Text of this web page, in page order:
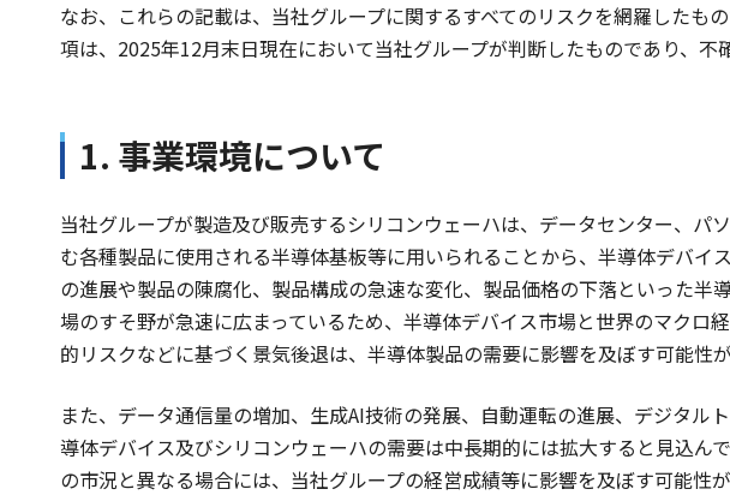
なお、これらの記載は、当社グループに関するすべてのリスクを網羅した
項は、2025年12月末日現在において当社グループが判断したものであり、
1. 事業環境について
当社グループが製造及び販売するシリコンウェーハは、データセンター、
む各種製品に使用される半導体基板等に用いられることから、半導体デバ
の進展や製品の陳腐化、製品構成の急速な変化、製品価格の下落といった
場のすそ野が急速に広まっているため、半導体デバイス市場と世界のマク
的リスクなどに基づく景気後退は、半導体製品の需要に影響を及ぼす可能性が
また、データ通信量の増加、生成AI技術の発展、自動運転の進展、デジタル
導体デバイス及びシリコンウェーハの需要は中長期的には拡大すると見込
の市況と異なる場合には、当社グループの経営成績等に影響を及ぼす可能性が